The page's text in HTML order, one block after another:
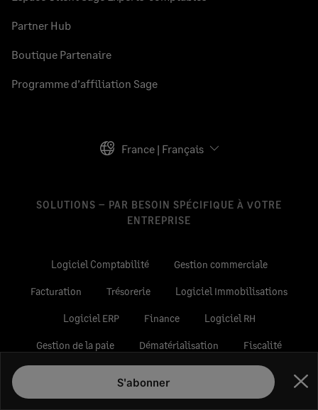
Partner Hub
Boutique Partenaire
Programme d’affiliation Sage
France | Français
SOLUTIONS – PAR BESOIN SPÉCIFIQUE À VOTRE
ENTREPRISE
Logiciel Comptabilité Gestion commerciale
Facturation Trésorerie Logiciel Immobilisations
Logiciel ERP Finance Logiciel RH
Gestion de la paie Dématérialisation Fiscalité
CRM
Tous nos logiciels de gestion
S'abonner